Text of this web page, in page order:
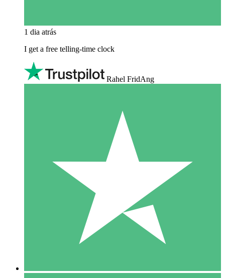
1 dia atrás
I get a free telling-time clock
Rahel FridAng